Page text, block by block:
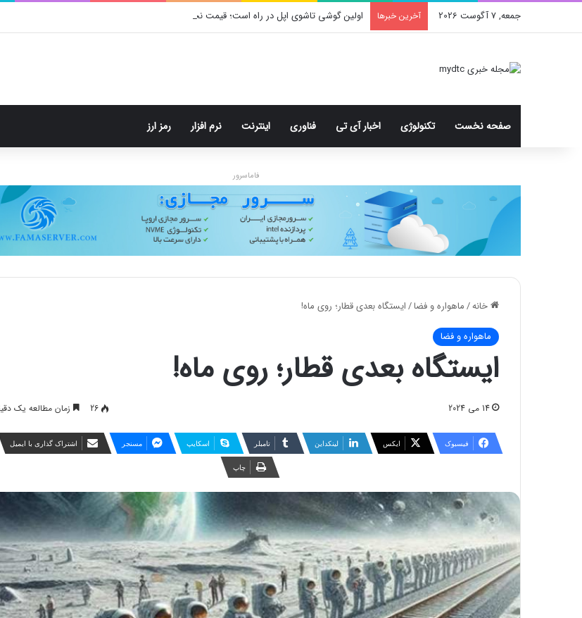
جمعه, 7 آگوست 2026 آخرین خبرها اولین گوشی تاشوی اپل در راه است؛ قیمت نجومی، طراحی متفاوت و زمان رونمایی احتمالی
صفحه نخست تکنولوژی اخبار آی تی فناوری اینترنت نرم افزار رمز ارز
فاماسرور
خانه/ماهواره و فضا/ایستگاه بعدی قطار؛ روی ماه!
ماهواره و فضا
ایستگاه بعدی قطار؛ روی ماه!
14 می 2024 26 زمان مطالعه یک
فیسبوک ایکس لینکداین تامبلر اسکایپ مسنجر اشتراک گذاری با ایمیل
چاپ